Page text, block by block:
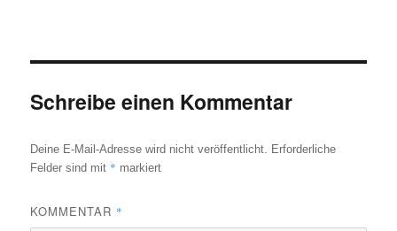
Schreibe einen Kommentar
Deine E-Mail-Adresse wird nicht veröffentlicht. Erforderliche
Felder sind mit * markiert
KOMMENTAR *